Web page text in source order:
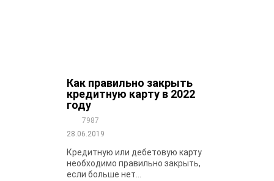
Как правильно закрыть
кредитную карту в 2022
году
7987
28.06.2019
Кредитную или дебетовую карту
необходимо правильно закрыть,
если больше нет...